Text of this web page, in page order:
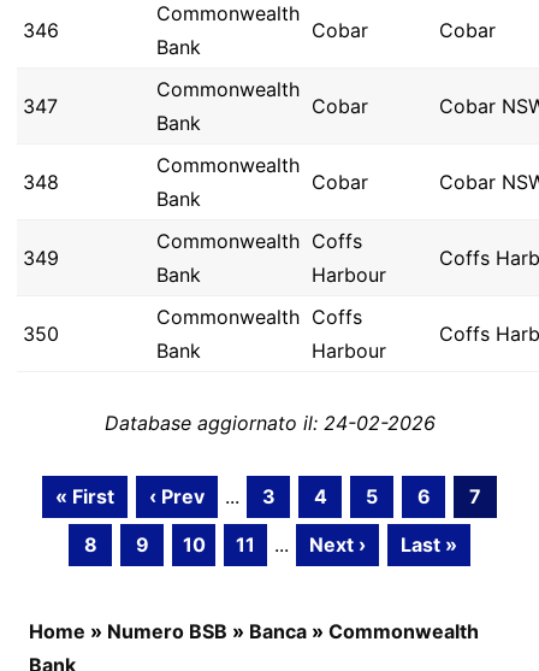
346
Commonwealth
Bank
Cobar Cobar
347
Commonwealth
Bank
Cobar Cobar
348
Commonwealth
Bank
Cobar Cobar
349
Commonwealth
Bank
Coffs
Harbour
Coffs
350
Commonwealth
Bank
Coffs
Harbour
Coffs
Database aggiornato il: 24-02-2026
« First ‹ Prev ... 3 4 5 6
7
8
9 10 11 ... Next › Last »
Home » Numero BSB » Banca » Commonwealth
Bank